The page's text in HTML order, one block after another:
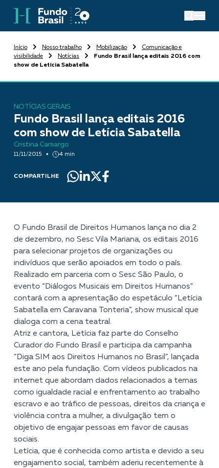
Início Nosso trabalho Mobilização
Comunicação e
visibilidade
Notícias
Fundo Brasil lança editais 2016 com
show de Letícia Sabatella
NOTÍCIAS GERAIS
Fundo Brasil lança editais 2016
com show de Letícia Sabatella
Cristina Camargo
11/11/2015 4 min
COMPARTILHE
O Fundo Brasil de Direitos Humanos lança no dia 2
de dezembro, no Sesc Vila Mariana, os editais 2016
para selecionar projetos de organizações ou
indivíduos que serão apoiados em todo o país.
Realizado em parceria com o Sesc São Paulo, o
evento “Diálogos Musicais em Direitos Humanos”
contará com a apresentação do espetáculo “Letícia
Sabatella em Caravana Tonteria”, show musical que
dialoga com a cena teatral.
Atriz e cantora, Letícia faz parte do Conselho
Curador do Fundo Brasil e participa da campanha
“ Diga SIM aos Direitos Humanos no Brasil ”, lançada
este ano pela fundação. Com vídeos publicados na
internet que abordam dados relacionados a temas
como igualdade racial e enfrentamento ao trabalho
escravo e ao tráfico de pessoas, direitos da criança e
violência contra a mulher, a divulgação tem o
objetivo de engajar pessoas em favor de causas
sociais.
Letícia, que é conhecida como artista e devido a seu
engajamento social, também aderiu recentemente à